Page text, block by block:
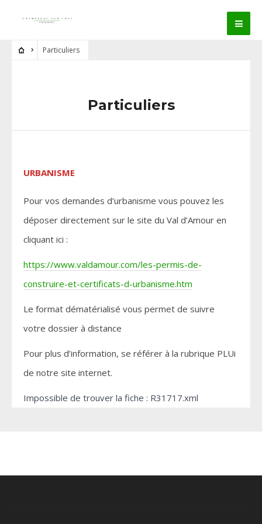
Particuliers
Particuliers
URBANISME
Pour vos demandes d’urbanisme vous pouvez les
déposer directement sur le site du Val d’Amour en
cliquant ici :
https://www.valdamour.com/les-permis-de-
construire-et-certificats-d-urbanisme.htm
Le format dématérialisé vous permet de suivre
votre dossier à distance
Pour plus d’information, se référer à la rubrique PLUi
de notre site internet.
Impossible de trouver la fiche : R31717.xml